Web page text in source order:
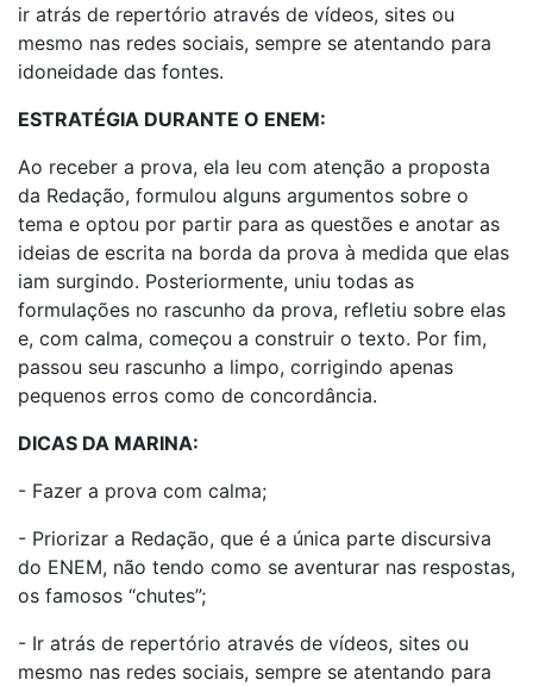
ir atrás de repertório através de vídeos, sites ou
mesmo nas redes sociais, sempre se atentando para
idoneidade das fontes.
ESTRATÉGIA DURANTE O ENEM:
Ao receber a prova, ela leu com atenção a proposta
da Redação, formulou alguns argumentos sobre o
tema e optou por partir para as questões e anotar as
ideias de escrita na borda da prova à medida que elas
iam surgindo. Posteriormente, uniu todas as
formulações no rascunho da prova, refletiu sobre elas
e, com calma, começou a construir o texto. Por fim,
passou seu rascunho a limpo, corrigindo apenas
pequenos erros como de concordância.
DICAS DA MARINA:
- Fazer a prova com calma;
- Priorizar a Redação, que é a única parte discursiva
do ENEM, não tendo como se aventurar nas respostas,
os famosos “chutes”;
- Ir atrás de repertório através de vídeos, sites ou
mesmo nas redes sociais, sempre se atentando para